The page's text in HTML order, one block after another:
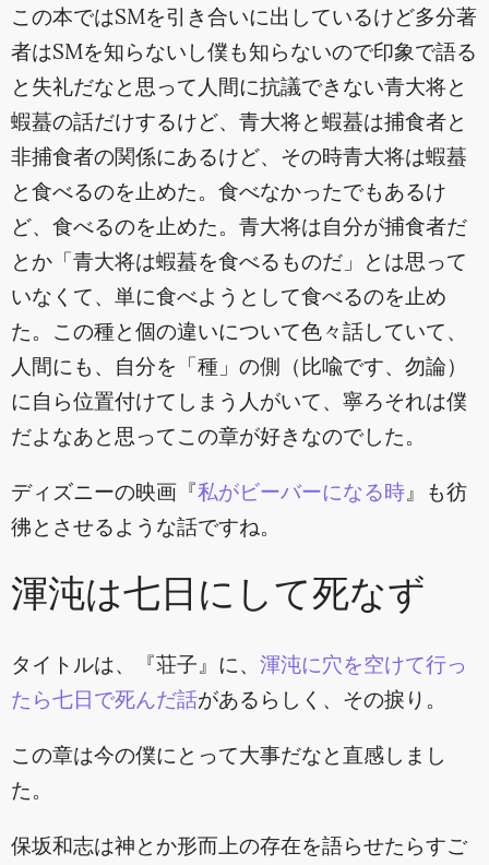
この本ではSMを引き合いに出しているけど多分著
者はSMを知らないし僕も知らないので印象で語る
と失礼だなと思って人間に抗議できない青大将と
蝦蟇の話だけするけど、青大将と蝦蟇は捕食者と
非捕食者の関係にあるけど、その時青大将は蝦蟇
と食べるのを止めた。食べなかったでもあるけ
ど、食べるのを止めた。青大将は自分が捕食者だ
とか「青大将は蝦蟇を食べるものだ」とは思って
いなくて、単に食べようとして食べるのを止め
た。この種と個の違いについて色々話していて、
人間にも、自分を「種」の側（比喩です、勿論）
に自ら位置付けてしまう人がいて、寧ろそれは僕
だよなあと思ってこの章が好きなのでした。
ディズニーの映画『私がビーバーになる時』も彷
彿とさせるような話ですね。
渾沌は七日にして死なず
タイトルは、『荘子』に、 渾沌に穴を空けて行っ
たら七日で死んだ話があるらしく、その捩り。
この章は今の僕にとって大事だなと直感しまし
た。
保坂和志は神とか形而上の存在を語らせたらすご